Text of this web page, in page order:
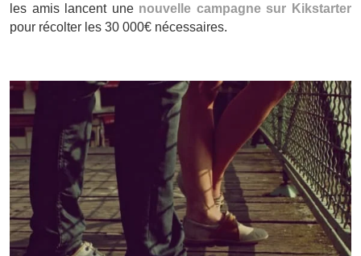
les amis lancent une nouvelle campagne sur Kikstarter
pour récolter les 30 000€ nécessaires.